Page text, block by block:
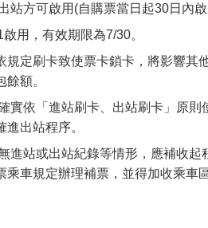
方可啟用(自購票當日起30日內啟
用，有效期限為7/30。
定刷卡致使票卡鎖卡，將影響其
額。
實依「進站刷卡、出站刷卡」原則
出站程序。
站或出站紀錄等情形，應補收起
車規定辦理補票，並得加收乘車